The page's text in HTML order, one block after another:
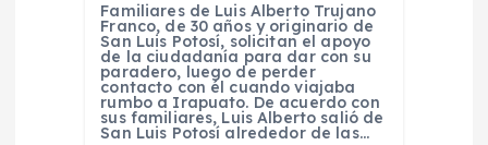
Familiares de Luis Alberto Trujano
Franco, de 30 años y originario de
San Luis Potosí, solicitan el apoyo
de la ciudadanía para dar con su
paradero, luego de perder
contacto con él cuando viajaba
rumbo a Irapuato. De acuerdo con
sus familiares, Luis Alberto salió de
San Luis Potosí alrededor de las…